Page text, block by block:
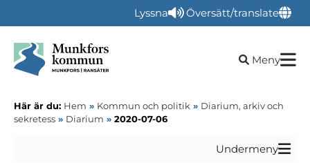
Lyssna Översätt/translate
Öppna
Meny
Här är du: Hem » Kommun och politik » Diarium, arkiv och
sekretess » Diarium » 2020-07-06
Undermeny